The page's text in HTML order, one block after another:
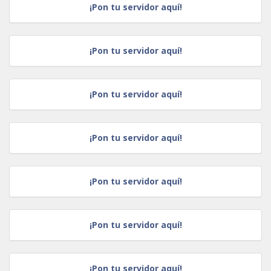
¡Pon tu servidor aquí!
¡Pon tu servidor aquí!
¡Pon tu servidor aquí!
¡Pon tu servidor aquí!
¡Pon tu servidor aquí!
¡Pon tu servidor aquí!
¡Pon tu servidor aquí!